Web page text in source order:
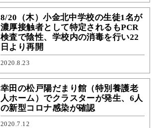
8/20（木）小金北中学校の生徒1名が
濃厚接触者として特定されるもPCR
検査で陰性、学校内の消毒を行い22
日より再開
2020.8.23
幸田の松戸陽だまり館（特別養護老
人ホーム）でクラスターが発生、6人
の新型コロナ感染が確認
2020.7.12